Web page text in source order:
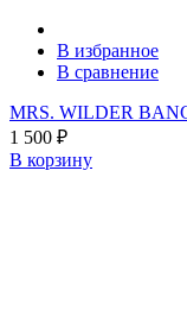
В избранное
В сравнение
MRS. WILDER
1 500 ₽
В корзину